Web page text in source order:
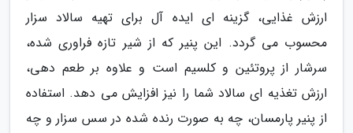
ارزش غذایی، گزینه ای ایده آل برای تهیه سالاد سزار
محسوب می گردد. این پنیر که از شیر تازه فراوری شده،
سرشار از پروتئین و کلسیم است و علاوه بر طعم دهی،
ارزش تغذیه ای سالاد شما را نیز افزایش می دهد. استفاده
از پنیر پارمسان، چه به صورت رنده شده در سس سزار و چه